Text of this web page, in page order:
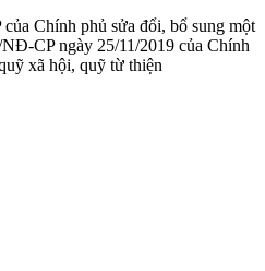
Chính phủ sửa đổi, bổ sung một
CP ngày 25/11/2019 của Chính
xã hội, quỹ từ thiện